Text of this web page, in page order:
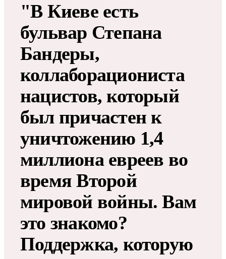
"В Киеве есть
бульвар Степана
Бандеры,
коллаборациониста
нацистов, который
был причастен к
уничтожению 1,4
миллиона евреев во
время Второй
мировой войны. Вам
это знакомо?
Поддержка, которую